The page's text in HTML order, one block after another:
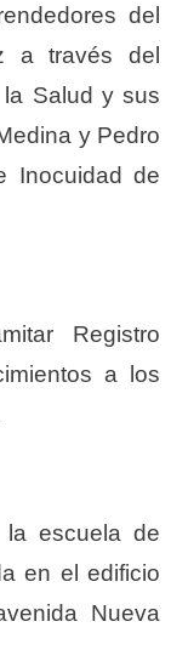
del
a través del
Salud y sus
y Pedro
Inocuidad de
Registro
a los
escuela de
en el edificio
Nueva